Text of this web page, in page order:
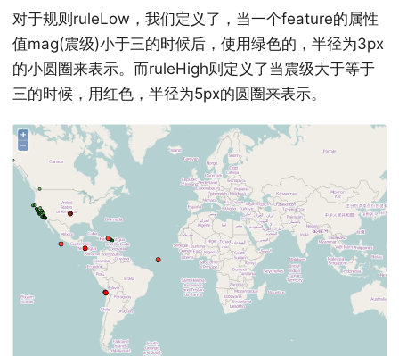
对于规则ruleLow，我们定义了，当一个feature的属性
值mag(震级)小于三的时候后，使用绿色的，半径为3px
的小圆圈来表示。而ruleHigh则定义了当震级大于等于
三的时候，用红色，半径为5px的圆圈来表示。